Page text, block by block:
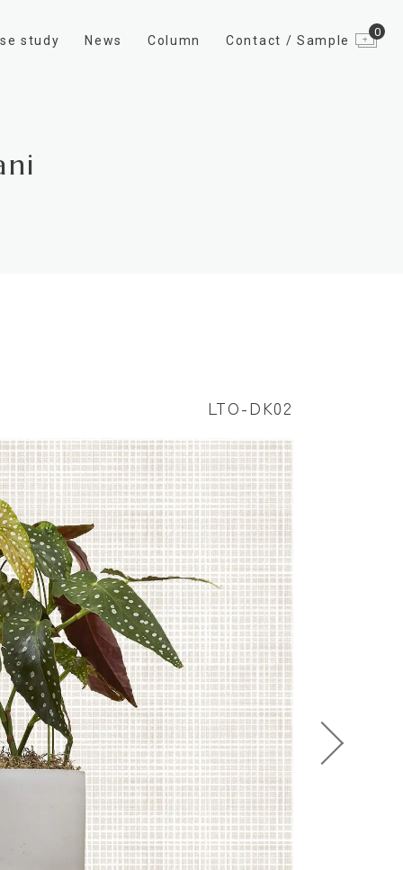
study News Column Contact / Sample
0
LTO-DK02